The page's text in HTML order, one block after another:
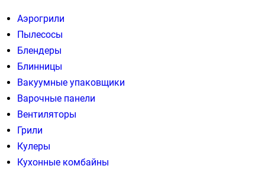
Аэрогрили
Пылесосы
Блендеры
Блинницы
Вакуумные упаковщики
Варочные панели
Вентиляторы
Грили
Кулеры
Кухонные комбайны